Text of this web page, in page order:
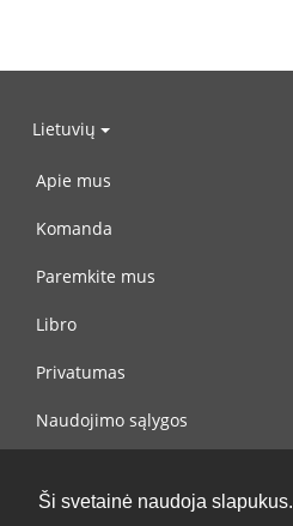
Ši svetainė naudoja slapukus.
Lietuvių
Apie mus
Komanda
Paremkite mus
Libro
Privatumas
Naudojimo sąlygos